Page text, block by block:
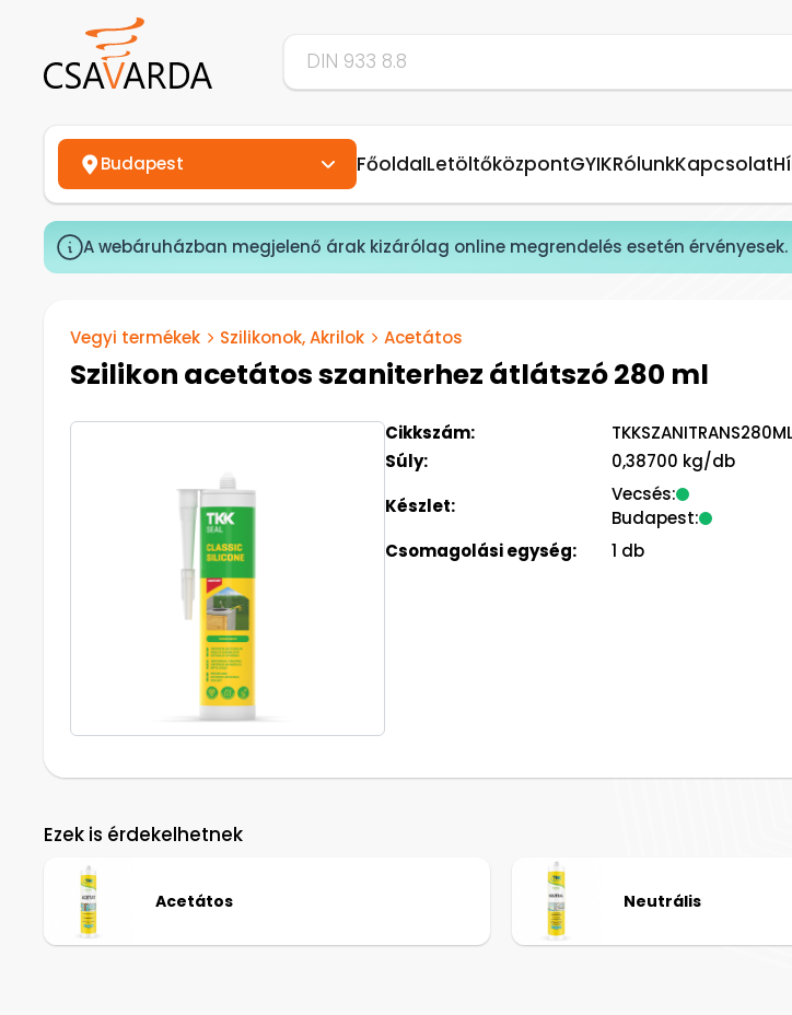
Budapest FőoldalLetöltőközpontGYIKRólunkKapcsolat
A webáruházban megjelenő árak kizárólag online megrendelés esetén érvényesek.
Vegyi termékek Szilikonok, Akrilok Acetátos
Szilikon acetátos szaniterhez átlátszó 280 ml
Cikkszám:
Súly:
0,38700 kg/db
Készlet:
Vecsés:
Budapest:
Csomagolási egység:
1 db
Ezek is érdekelhetnek
Acetátos Neutrális